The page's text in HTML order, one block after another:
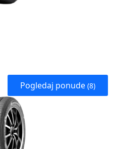
Pogledaj ponude (8)